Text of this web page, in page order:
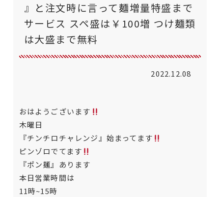
』と注文時に言って麺増量特盛まで
サービス スペ盛は￥100増 つけ麺類
は大盛まで無料
2022.12.08
おはようございます
木曜日
『チンチロチャレンジ』始まってます
ピンゾロでてます
『ポン麺』あります
本日営業時間は
11時~15時